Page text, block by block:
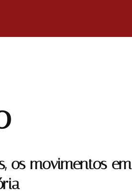
os movimentos em